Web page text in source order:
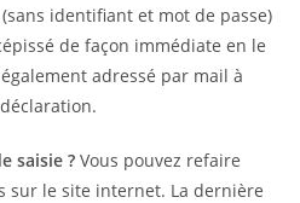
identifiant et mot de passe)
de façon immédiate en le
adressé par mail à
saisie ? Vous pouvez refaire
sur le site internet. La dernière